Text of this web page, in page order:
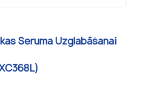
Seruma Uzglabāšanai